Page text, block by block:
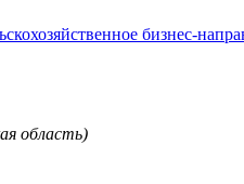
бизнес-
область)